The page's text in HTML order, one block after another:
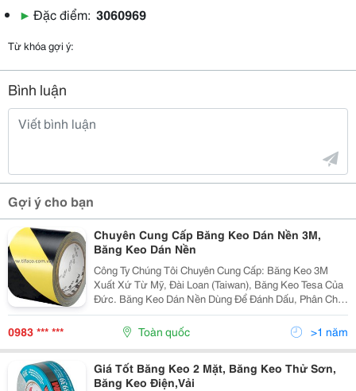
▶ Đặc điểm: 3060969
Từ khóa gợi ý:
Bình luận
Gợi ý cho bạn
Chuyên Cung Cấp Băng Keo Dán Nền 3M,
Băng Keo Dán Nền
Công Ty Chúng Tôi Chuyên Cung Cấp: Băng Keo 3M
Xuất Xứ Từ Mỹ, Đài Loan (Taiwan), Băng Keo Tesa Của
Đức. Băng Keo Dán Nền Dùng Để Đánh Dấu, Phân Chia
Khu Vực Làm Việc. Tùy Vào Từng Loại Ta Có Thể Dùng
Ở Cầu Thang, Đường Đi Hoặc Khu Vực Nào Đó Xung
0983 *** *** Toàn quốc >1 năm
Giá Tốt Băng Keo 2 Mặt, Băng Keo Thử Sơn,
Băng Keo Điện,Vải